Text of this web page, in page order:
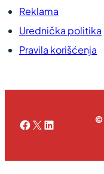
Reklama
Urednička politika
Pravila korišćenja
Facebook
X LinkedIn©